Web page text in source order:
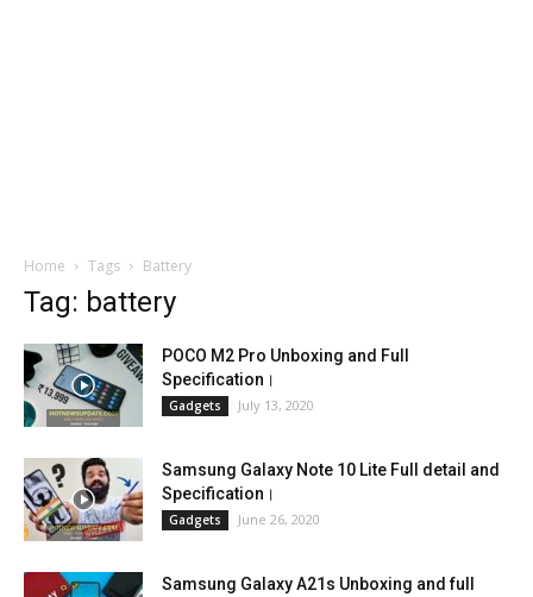
Home Tags Battery
Tag: battery
POCO M2 Pro Unboxing and Full
Specification।
Gadgets July 13, 2020
Samsung Galaxy Note 10 Lite Full detail and
Specification।
Gadgets June 26, 2020
Samsung Galaxy A21s Unboxing and full